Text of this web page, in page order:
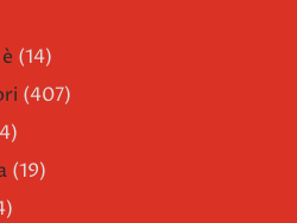
(14)
(407)
(19)